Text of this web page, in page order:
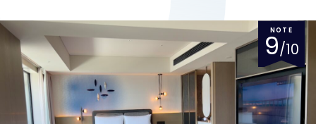
NOTE
9/10